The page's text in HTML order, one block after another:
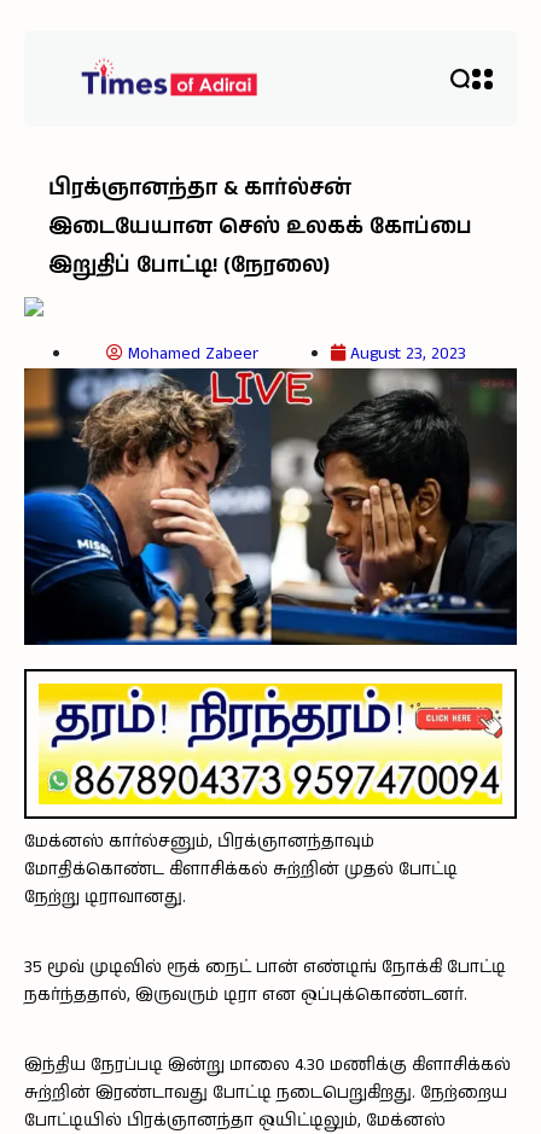
பிரக்ஞானந்தா & கார்ல்சன்
இடையேயான செஸ் உலகக் கோப்பை
இறுதிப் போட்டி! (நேரலை)
Mohamed Zabeer August 23, 2023
மேக்னஸ் கார்ல்சனும், பிரக்ஞானந்தாவும்
மோதிக்கொண்ட கிளாசிக்கல் சுற்றின் முதல் போட்டி
நேற்று டிராவானது.
35 மூவ் முடிவில் ரூக் நைட் பான் எண்டிங் நோக்கி போட்டி
நகர்ந்ததால், இருவரும் டிரா என ஒப்புக்கொண்டனர்.
இந்திய நேரப்படி இன்று மாலை 4.30 மணிக்கு கிளாசிக்கல்
சுற்றின் இரண்டாவது போட்டி நடைபெறுகிறது. நேற்றைய
போட்டியில் பிரக்ஞானந்தா ஒயிட்டிலும், மேக்னஸ்